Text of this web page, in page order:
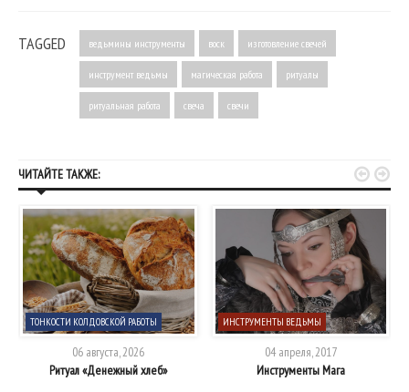
TAGGED ведьмины инструменты воск изготовление свечей
инструмент ведьмы магическая работа ритуалы
ритуальная работа свеча свечи
ЧИТАЙТЕ ТАКЖЕ:
ТОНКОСТИ КОЛДОВСКОЙ РАБОТЫ
06 августа, 2026
Ритуал «Денежный хлеб»
ИНСТРУМЕНТЫ ВЕДЬМЫ
04 апреля, 2017
Инструменты Мага
 